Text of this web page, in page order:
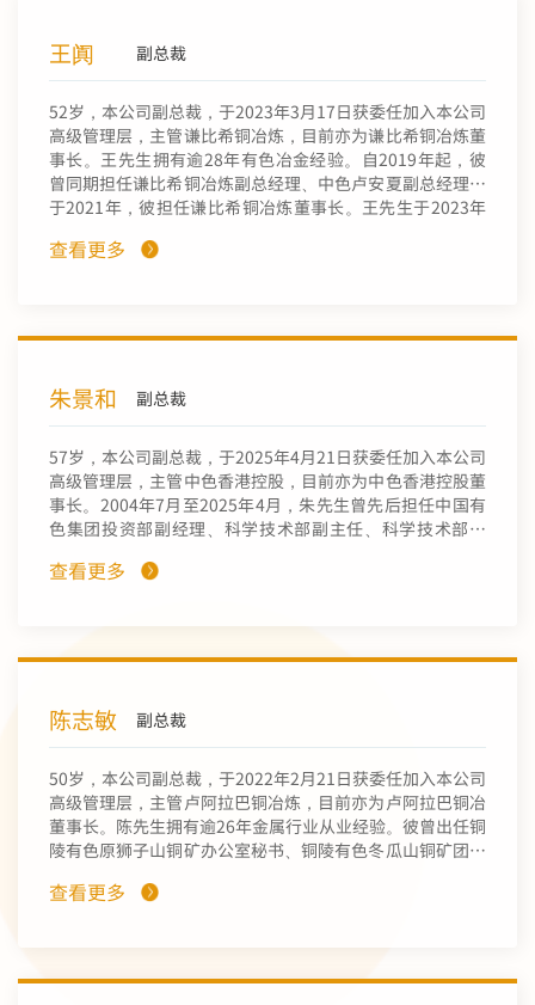
教授级高级工程师职称。
王阗 副总裁
52岁，本公司副总裁，于2023年3月17日获委任加入本公司
高级管理层，主管谦比希铜冶炼，目前亦为谦比希铜冶炼董
事长。王先生拥有逾28年有色冶金经验。自2019年起，彼
曾同期担任谦比希铜冶炼副总经理、中色卢安夏副总经理。
于2021年，彼担任谦比希铜冶炼董事长。王先生于2023年
业大学，取得有色冶金系冶金专业工学学士学位。彼分别于
查看更多
朱景和 副总裁
57岁，本公司副总裁，于2025年4月21日获委任加入本公司
高级管理层，主管中色香港控股，目前亦为中色香港控股董
事长。2004年7月至2025年4月，朱先生曾先后担任中国有
色集团投资部副经理、科学技术部副主任、科学技术部主
1991年取得南方冶金学院矿业系选矿工程专业学士学位、
有色金属冶金专业研究生硕士学位、2004年取得北京科技
查看更多
陈志敏 副总裁
50岁，本公司副总裁，于2022年2月21日获委任加入本公司
高级管理层，主管卢阿拉巴铜冶炼，目前亦为卢阿拉巴铜冶
董事长。陈先生拥有逾26年金属行业从业经验。彼曾出任铜
陵有色原狮子山铜矿办公室秘书、铜陵有色冬瓜山铜矿团委
色非洲矿业总法律顾问、综合部经理、副总经理、谦比希湿
查看更多